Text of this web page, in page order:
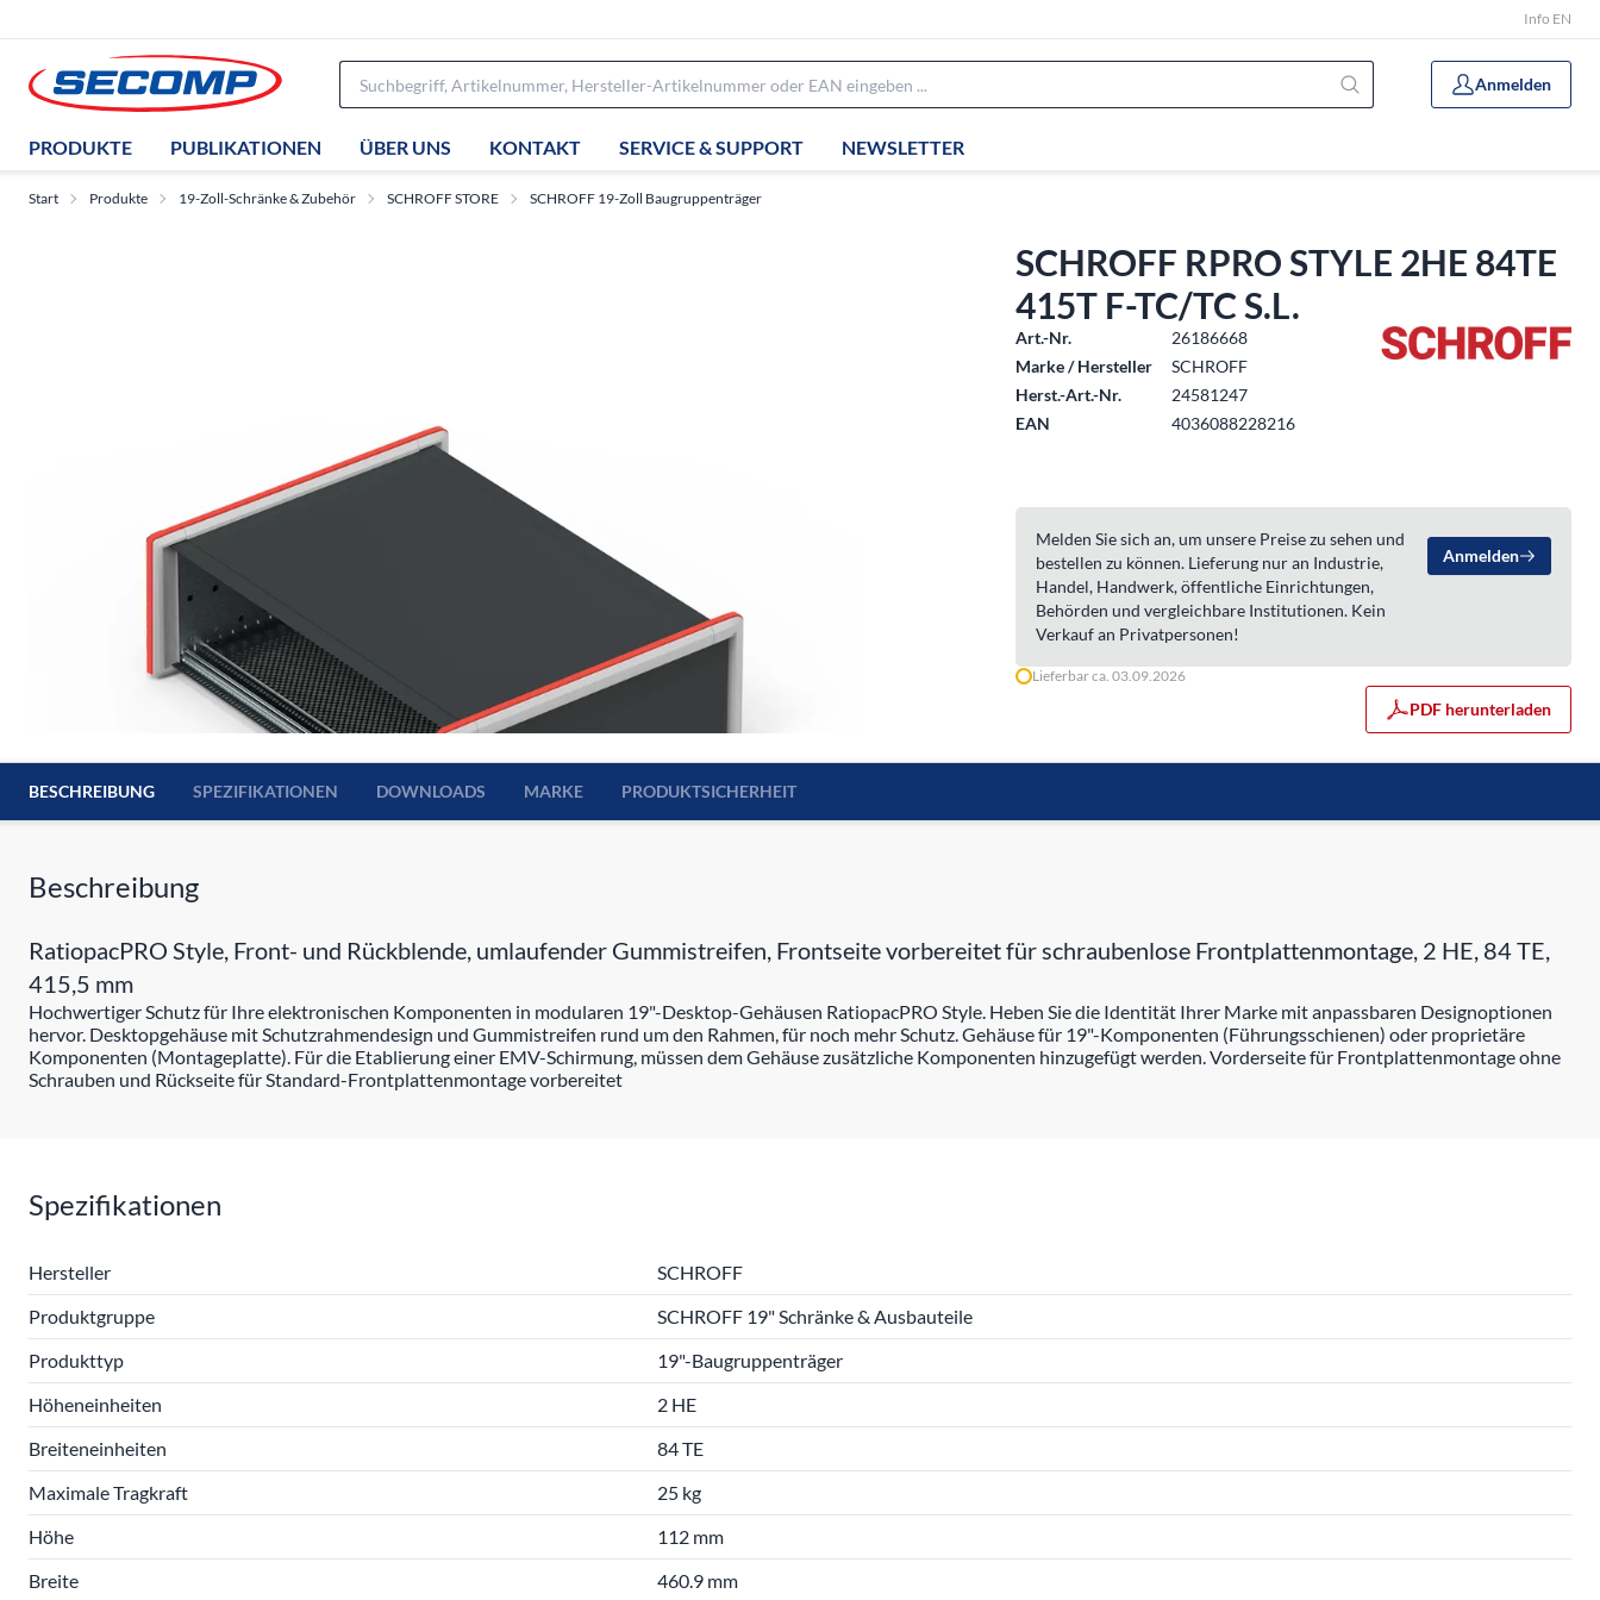
Info EN
Anmelden
PRODUKTE PUBLIKATIONEN ÜBER UNS KONTAKT SERVICE & SUPPORT NEWSLETTER
Start Produkte 19-Zoll-Schränke & Zubehör SCHROFF STORE SCHROFF 19-Zoll Baugruppenträger
SCHROFF RPRO STYLE 2HE 84TE
415T F-TC/TC S.L.
Art.-Nr.
26186668
Marke / Hersteller
SCHROFF
Herst.-Art.-Nr.
24581247
EAN
4036088228216
Melden Sie sich an, um unsere Preise zu sehen und
bestellen zu können. Lieferung nur an Industrie,
Handel, Handwerk, öffentliche Einrichtungen,
Behörden und vergleichbare Institutionen. Kein
Verkauf an Privatpersonen!
Anmelden
Lieferbar ca. 03.09.2026
PDF herunterladen
BESCHREIBUNG SPEZIFIKATIONEN DOWNLOADS MARKE PRODUKTSICHERHEIT
Beschreibung
RatiopacPRO Style, Front- und Rückblende, umlaufender Gummistreifen, Frontseite vorbereitet für schraubenlose Frontplattenmontage, 2 HE, 84 TE,
415,5 mm
Hochwertiger Schutz für Ihre elektronischen Komponenten in modularen 19"-Desktop-Gehäusen RatiopacPRO Style. Heben Sie die Identität Ihrer Marke mit anpassbaren Designoptionen
hervor. Desktopgehäuse mit Schutzrahmendesign und Gummistreifen rund um den Rahmen, für noch mehr Schutz. Gehäuse für 19"-Komponenten (Führungsschienen) oder proprietäre
Komponenten (Montageplatte). Für die Etablierung einer EMV-Schirmung, müssen dem Gehäuse zusätzliche Komponenten hinzugefügt werden. Vorderseite für Frontplattenmontage ohne
Schrauben und Rückseite für Standard-Frontplattenmontage vorbereitet
Spezifikationen
Hersteller
SCHROFF
Produktgruppe
SCHROFF 19" Schränke & Ausbauteile
Produkttyp
19"-Baugruppenträger
Höheneinheiten
2 HE
Breiteneinheiten
84 TE
Maximale Tragkraft
25 kg
Höhe
112 mm
Breite
460.9 mm